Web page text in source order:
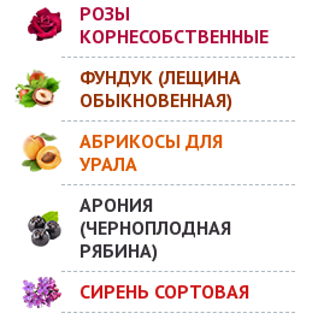
РОЗЫ
КОРНЕСОБСТВЕННЫЕ
ФУНДУК (ЛЕЩИНА
ОБЫКНОВЕННАЯ)
АБРИКОСЫ ДЛЯ
УРАЛА
АРОНИЯ
(ЧЕРНОПЛОДНАЯ
РЯБИНА)
СИРЕНЬ СОРТОВАЯ